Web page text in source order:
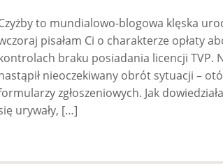
to mundialowo-blogowa klęska
pisałam Ci o charakterze opłaty
braku posiadania licencji TVP.
nieoczekiwany obrót sytuacji –
zgłoszeniowych. Jak
urywały, […]